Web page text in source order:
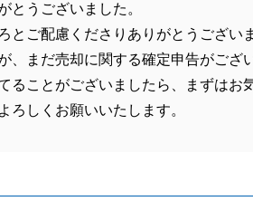
とうございました。
とご配慮くださりありがとうござい
、まだ売却に関する確定申告がござ
ることがございましたら、まずはお
ろしくお願いいたします。